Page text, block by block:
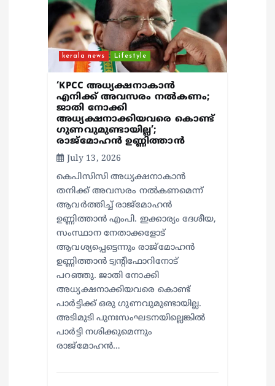
kerala news Lifestyle
‘KPCC അധ്യക്ഷനാകാൻ
എനിക്ക് അവസരം നൽകണം;
ജാതി നോക്കി
അധ്യക്ഷനാക്കിയവരെ കൊണ്ട്
ഗുണവുമുണ്ടായില്ല’;
രാജ്മോഹൻ ഉണ്ണിത്താൻ
July 13, 2026
കെപിസിസി അധ്യക്ഷനാകാൻ
തനിക്ക് അവസരം നൽകണമെന്ന്
ആവർത്തിച്ച് രാജ്മോഹൻ
ഉണ്ണിത്താൻ എംപി. ഇക്കാര്യം ദേശീയ,
സംസ്ഥാന നേതാക്കളോട്
ആവശ്യപ്പെട്ടെന്നും രാജ്മോഹൻ
ഉണ്ണിത്താൻ ട്വന്റിഫോറിനോട്
പറഞ്ഞു. ജാതി നോക്കി
അധ്യക്ഷനാക്കിയവരെ കൊണ്ട്
പാർട്ടിക്ക് ഒരു ഗുണവുമുണ്ടായില്ല.
അടിമുടി പുനഃസംഘടനയില്ലെങ്കിൽ
പാർട്ടി നശിക്കുമെന്നും
രാജ്മോഹൻ…